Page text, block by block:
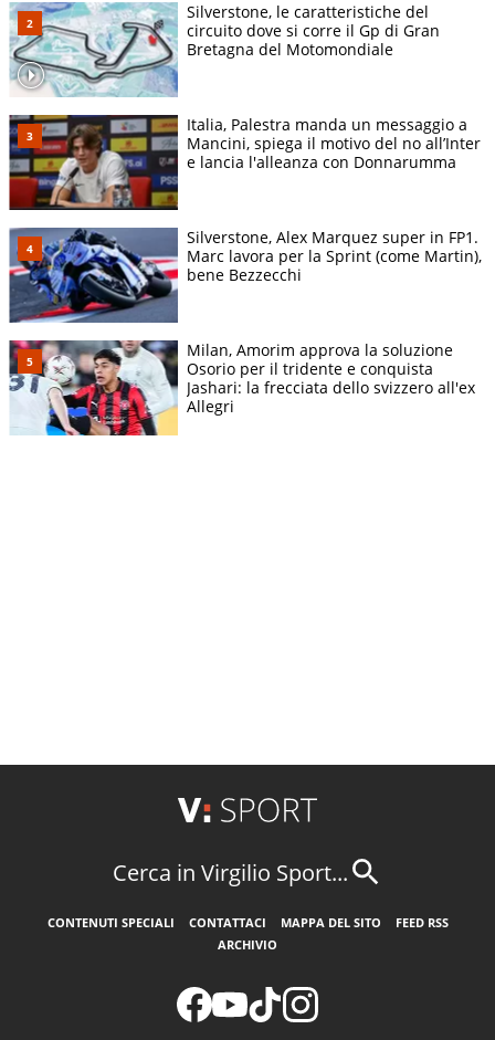
Silverstone, le caratteristiche del
circuito dove si corre il Gp di Gran
Bretagna del Motomondiale
Italia, Palestra manda un messaggio a
Mancini, spiega il motivo del no all’Inter
e lancia l'alleanza con Donnarumma
Silverstone, Alex Marquez super in FP1.
Marc lavora per la Sprint (come Martin),
bene Bezzecchi
Milan, Amorim approva la soluzione
Osorio per il tridente e conquista
Jashari: la frecciata dello svizzero all'ex
Allegri
Cerca in Virgilio Sport...
CONTENUTI SPECIALI CONTATTACI MAPPA DEL SITO
FEED RSS
ARCHIVIO